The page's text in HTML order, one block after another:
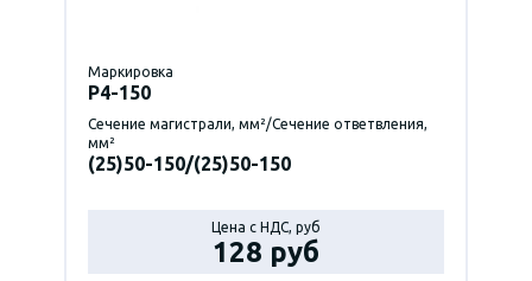
Маркировка
P4-150
Сечение магистрали, мм²/Сечение ответвления,
мм²
(25)50-150/(25)50-150
Цена с НДС, руб
128 руб